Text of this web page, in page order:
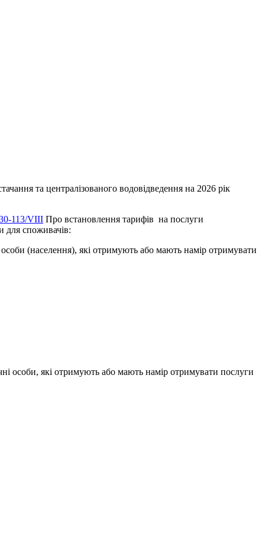
та централізованого водовідведення на 2026 рік
113/VIII Про встановлення тарифів на послуги
для споживачів:
(населення), які отримують або мають намір отримувати
особи, які отримують або мають намір отримувати послуги